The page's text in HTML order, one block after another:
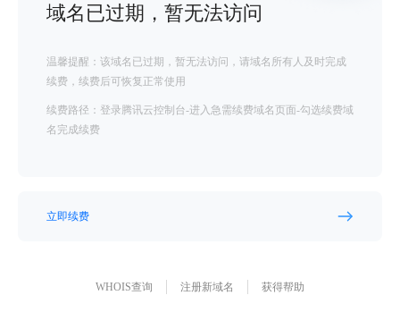
域名已过期，暂无法访问
温馨提醒：该域名已过期，暂无法访问，请域名所有人及时完成
续费，续费后可恢复正常使用
续费路径：登录腾讯云控制台-进入急需续费域名页面-勾选续费域
名完成续费
立即续费
WHOIS查询 注册新域名 获得帮助